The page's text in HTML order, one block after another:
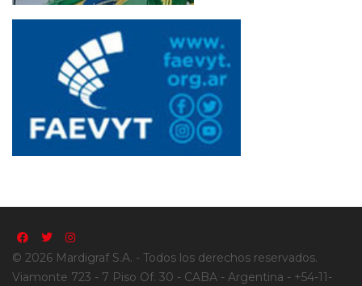
© 2026 Mardigraf S.A. - Todos los derechos reservados.
Viamonte 723 - 7 Piso Of. 30 - CABA - Argentina - +54-11-